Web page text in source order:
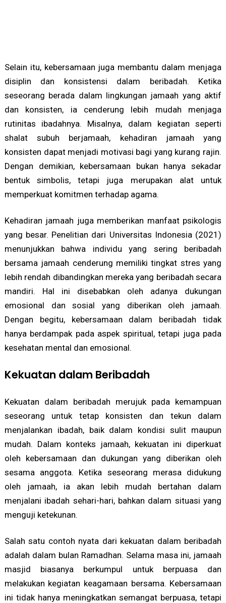
Selain itu, kebersamaan juga membantu dalam menjaga
disiplin dan konsistensi dalam beribadah. Ketika
seseorang berada dalam lingkungan jamaah yang aktif
dan konsisten, ia cenderung lebih mudah menjaga
rutinitas ibadahnya. Misalnya, dalam kegiatan seperti
shalat subuh berjamaah, kehadiran jamaah yang
konsisten dapat menjadi motivasi bagi yang kurang rajin.
Dengan demikian, kebersamaan bukan hanya sekadar
bentuk simbolis, tetapi juga merupakan alat untuk
memperkuat komitmen terhadap agama.
Kehadiran jamaah juga memberikan manfaat psikologis
yang besar. Penelitian dari Universitas Indonesia (2021)
menunjukkan bahwa individu yang sering beribadah
bersama jamaah cenderung memiliki tingkat stres yang
lebih rendah dibandingkan mereka yang beribadah secara
mandiri. Hal ini disebabkan oleh adanya dukungan
emosional dan sosial yang diberikan oleh jamaah.
Dengan begitu, kebersamaan dalam beribadah tidak
hanya berdampak pada aspek spiritual, tetapi juga pada
kesehatan mental dan emosional.
Kekuatan dalam Beribadah
Kekuatan dalam beribadah merujuk pada kemampuan
seseorang untuk tetap konsisten dan tekun dalam
menjalankan ibadah, baik dalam kondisi sulit maupun
mudah. Dalam konteks jamaah, kekuatan ini diperkuat
oleh kebersamaan dan dukungan yang diberikan oleh
sesama anggota. Ketika seseorang merasa didukung
oleh jamaah, ia akan lebih mudah bertahan dalam
menjalani ibadah sehari-hari, bahkan dalam situasi yang
menguji ketekunan.
Salah satu contoh nyata dari kekuatan dalam beribadah
adalah dalam bulan Ramadhan. Selama masa ini, jamaah
masjid biasanya berkumpul untuk berpuasa dan
melakukan kegiatan keagamaan bersama. Kebersamaan
ini tidak hanya meningkatkan semangat berpuasa, tetapi